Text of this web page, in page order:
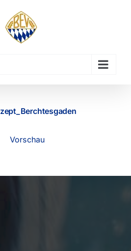
Vorschau